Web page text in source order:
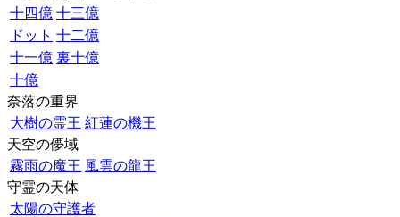
十四億 十三億
ドット 十二億
十一億 裏十億
十億
奈落の重界
大樹の霊王 紅蓮の機王
天空の儚域
霧雨の魔王 風雲の龍王
守霊の天体
太陽の守護者